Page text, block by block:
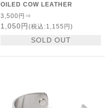
OILED COW LEATHER
3,500円⇒
1,050円 (税込:1,155円)
SOLD OUT